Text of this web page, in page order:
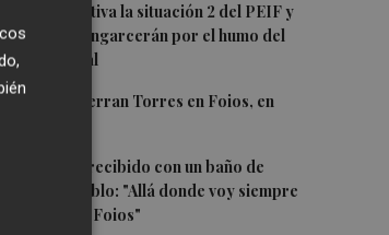
activa la situación 2 del PEIF y
Sierra Engarcerán por el humo del
forestal
a Ferran Torres en Foios, en
Torres, recibido con un baño de
en su pueblo: "Allá donde voy siempre
que soy de Foios"